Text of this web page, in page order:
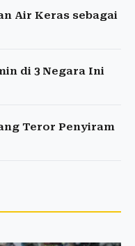
Air Keras sebagai
di 3 Negara Ini
Teror Penyiram